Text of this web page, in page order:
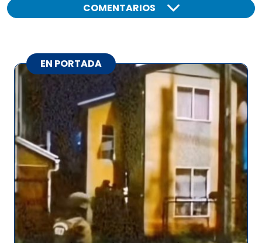
COMENTARIOS
EN PORTADA